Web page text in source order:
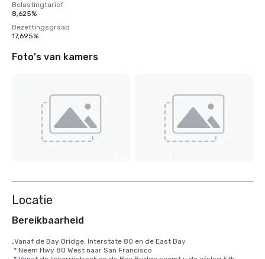
Belastingtarief
8,625%
Bezettingsgraad
17,695%
Foto's van kamers
Locatie
Bereikbaarheid
„Vanaf de Bay Bridge, Interstate 80 en de East Bay
* Neem Hwy 80 West naar San Francisco